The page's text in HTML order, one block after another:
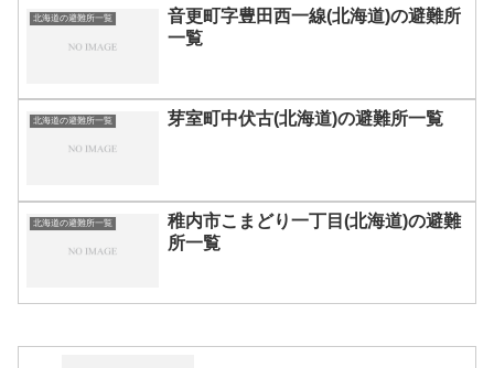
北海道の避難所一覧
音更町字豊田西一線(北海道)の避難所
一覧
北海道の避難所一覧 芽室町中伏古(北海道)の避難所一覧
北海道の避難所一覧
稚内市こまどり一丁目(北海道)の避難
所一覧